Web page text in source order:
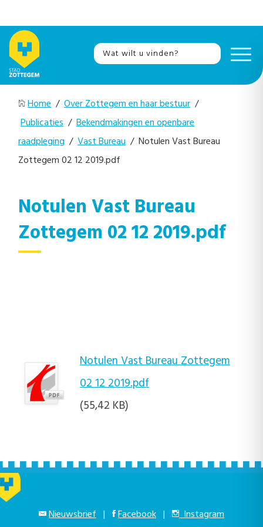
Home / Over Zottegem en haar bestuur /
Publicaties / Bekendmakingen en openbare
raadpleging / Vast Bureau / Notulen Vast Bureau
Zottegem 02 12 2019.pdf
Notulen Vast Bureau
Zottegem 02 12 2019.pdf
Notulen Vast Bureau Zottegem
02 12 2019.pdf
(55,42 KB)
Nieuwsbrief | Facebook | Instagram